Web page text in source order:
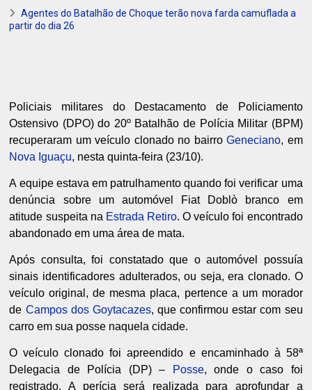
Agentes do Batalhão de Choque terão nova farda camuflada a
partir do dia 26
Policiais militares do Destacamento de Policiamento
Ostensivo (DPO) do 20º Batalhão de Polícia Militar (BPM)
recuperaram um veículo clonado no bairroGeneciano, em
Nova Iguaçu, nesta quinta-feira (23/10).
A equipe estava em patrulhamento quando foi verificar uma
denúncia sobre um automóvel Fiat Doblò branco em
atitude suspeita na Estrada Retiro. O veículo foi encontrado
abandonado em uma área de mata.
Após consulta, foi constatado que o automóvel possuía
sinais identificadores adulterados, ou seja, era clonado. O
veículo original, de mesma placa, pertence a um morador
de Campos dos Goytacazes, que confirmou estar com seu
carro em sua posse naquela cidade.
O veículo clonado foi apreendido e encaminhado à 58ª
Delegacia de Polícia (DP) –
Posse, onde o caso foi
registrado. A perícia será realizada para aprofundar a